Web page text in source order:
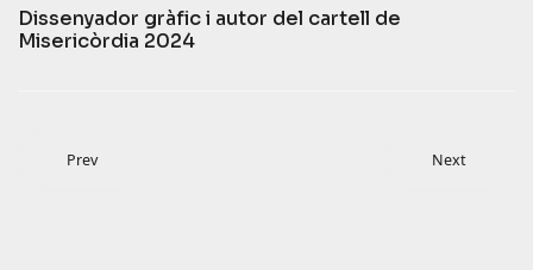
Dissenyador gràfic i autor del cartell de
Misericòrdia 2024
Prev Next